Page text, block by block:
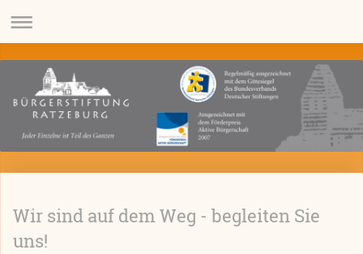
Wir sind auf dem Weg - begleiten Sie
uns!